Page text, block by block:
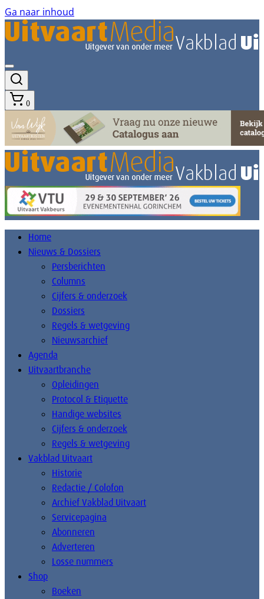
Ga naar inhoud
0
Home
Nieuws & Dossiers
Persberichten
Columns
Cijfers & onderzoek
Dossiers
Regels & wetgeving
Nieuwsarchief
Agenda
Uitvaartbranche
Opleidingen
Protocol & Etiquette
Handige websites
Cijfers & onderzoek
Regels & wetgeving
Vakblad Uitvaart
Historie
Redactie / Colofon
Archief Vakblad Uitvaart
Servicepagina
Abonneren
Adverteren
Losse nummers
Shop
Boeken